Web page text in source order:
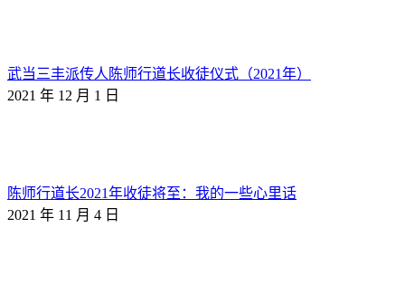
武当三丰派传人陈师行道长收徒仪式（2021年）
2021 年 12 月 1 日
陈师行道长2021年收徒将至：我的一些心里话
2021 年 11 月 4 日